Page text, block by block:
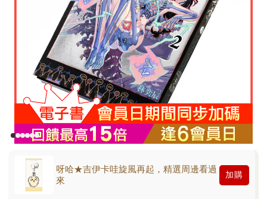
呀哈★吉伊卡哇旋風再起，精選周邊看過
來
加購